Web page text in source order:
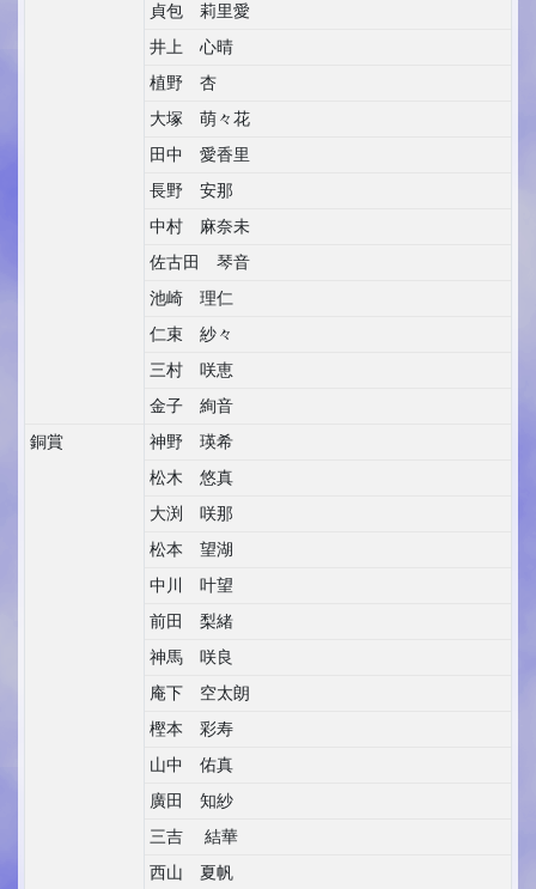
貞包 莉里愛
井上 心晴
植野 杏
大塚 萌々花
田中 愛香里
長野 安那
中村 麻奈未
佐古田 琴音
池崎 理仁
仁束 紗々
三村 咲恵
金子 絢音
銅賞
神野 瑛希
松木 悠真
大渕 咲那
松本 望湖
中川 叶望
前田 梨緒
神馬 咲良
庵下 空太朗
樫本 彩寿
山中 佑真
廣田 知紗
三吉 結華
西山 夏帆